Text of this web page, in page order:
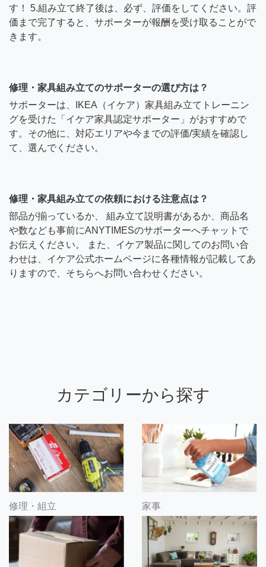
す！ 5.組み立て終了後は、必ず、評価をしてください。評
価まで完了すると、サポーターが報酬を受け取ることがで
きます。
修理・家具組み立てのサポーターの選び方は？
サポーターは、IKEA（イケア）家具組み立てトレーニン
グを受けた「イケア家具認定サポーター」がおすすめで
す。その他に、対応エリアや今までの評価/実績を確認し
て、選んでください。
修理・家具組み立ての依頼における注意点は？
部品が揃っているか、 組み立て説明書があるか、商品名
や数なども事前にANYTIMESのサポーターへチャットで
お伝えください。 また、イケア製品に関してのお問い合
わせは、イケア公式ホームページに各種情報が記載してあ
りますので、そちらへお問い合わせください。
カテゴリーから探す
修理・組立 家事